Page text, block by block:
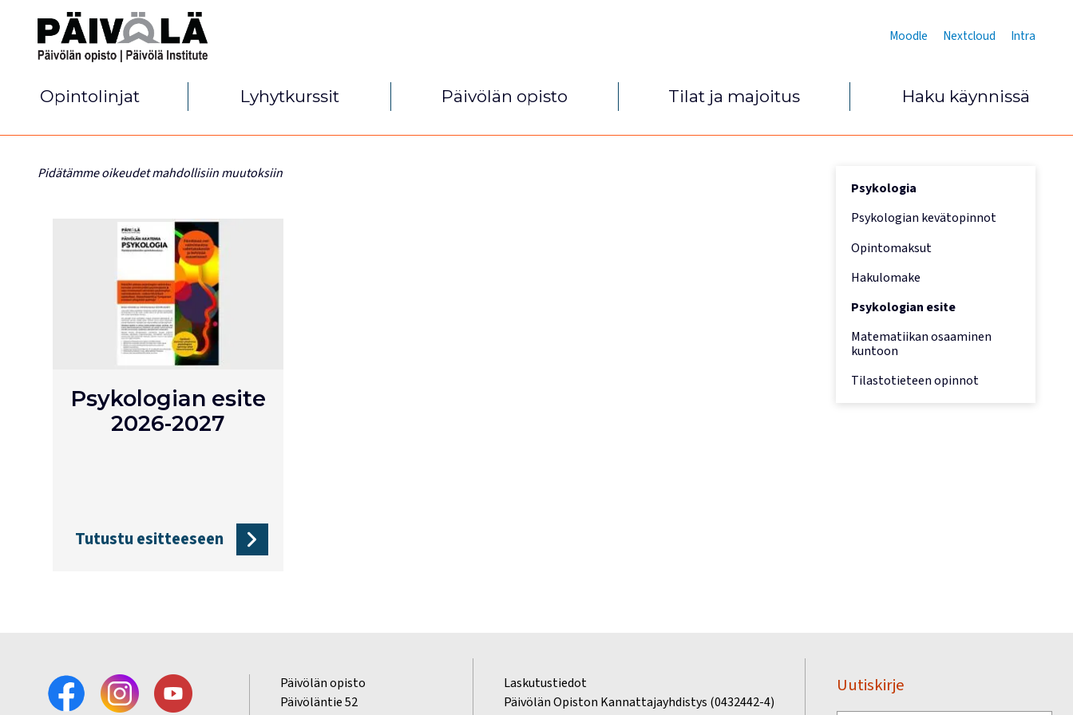
Moodle Nextcloud Intra
Opintolinjat Lyhytkurssit Päivölän opisto Tilat ja majoitus Haku käynnissä
Pidätämme oikeudet mahdollisiin muutoksiin
Psykologian esite
2026-2027
Tutustu esitteeseen
Psykologia
Psykologian kevätopinnot
Opintomaksut
Hakulomake
Psykologian esite
Matematiikan osaaminen
kuntoon
Tilastotieteen opinnot
Päivölän opisto
Päivöläntie 52
Laskutustiedot
Päivölän Opiston Kannattajayhdistys (0432442-4)
Uutiskirje